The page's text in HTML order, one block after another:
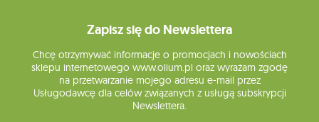
Zapisz się do Newslettera
Chcę otrzymywać informacje o promocjach i nowościach
sklepu internetowego www.olium.pl oraz wyrażam zgodę
na przetwarzanie mojego adresu e-mail przez
Usługodawcę dla celów związanych z usługą subskrypcji
Newslettera.